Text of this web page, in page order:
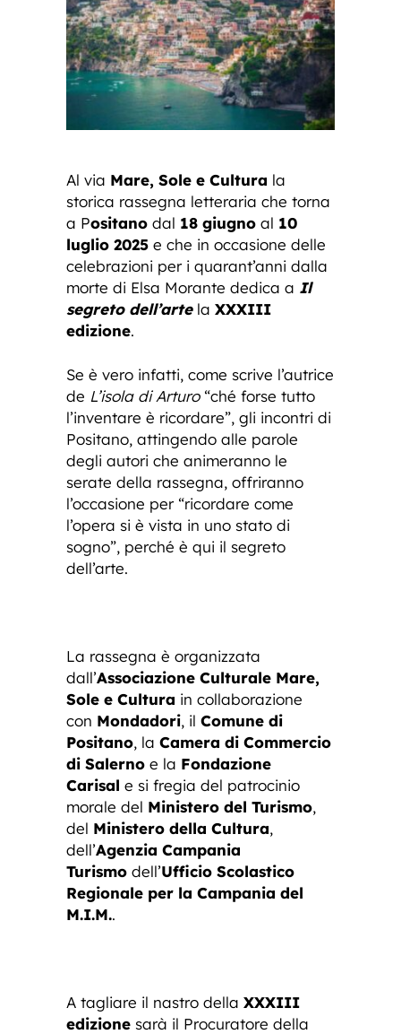
Al via Mare, Sole e Cultura la
storica rassegna letteraria che torna
a Positano dal 18 giugno al 10
luglio 2025 e che in occasione delle
celebrazioni per i quarant’anni dalla
morte di Elsa Morante dedica a Il
segreto dell’artela XXXIII
edizione.
Se è vero infatti, come scrive l’autrice
de L’isola di Arturo“ché forse tutto
l’inventare è ricordare”, gli incontri di
Positano, attingendo alle parole
degli autori che animeranno le
serate della rassegna, offriranno
l’occasione per “ricordare come
l’opera si è vista in uno stato di
sogno”, perché è qui il segreto
dell’arte.
La rassegna è organizzata
dall’Associazione Culturale Mare,
Sole e Cultura in collaborazione
con Mondadori, il Comune di
Positano, la Camera di Commercio
di Salerno e la Fondazione
Carisal e si fregia del patrocinio
morale del Ministero del Turismo,
del Ministero della Cultura,
dell’Agenzia Campania
Turismo dell’Ufficio Scolastico
Regionale per la Campania del
M.I.M..
A tagliare il nastro della XXXIII
edizione sarà il Procuratore della